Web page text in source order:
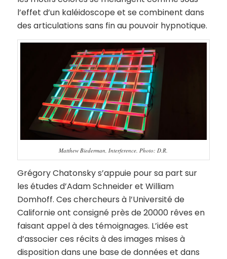
l’effet d’un kaléidoscope et se combinent dans
des articulations sans fin au pouvoir hypnotique.
Matthew Biederman, Interference. Photo: D.R.
Grégory Chatonsky s’appuie pour sa part sur
les études d’Adam Schneider et William
Domhoff. Ces chercheurs à l’Université de
Californie ont consigné près de 20000 rêves en
faisant appel à des témoignages. L’idée est
d’associer ces récits à des images mises à
disposition dans une base de données et dans